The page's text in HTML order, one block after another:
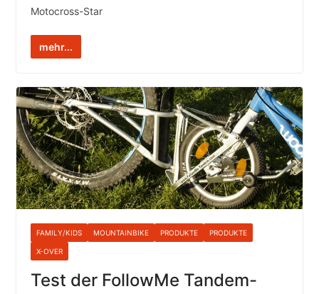
Motocross-Star
mehr...
FAMILY/KIDS MOUNTAINBIKE PRODUKTE PRODUKTE
X-OVER
Test der FollowMe Tandem-